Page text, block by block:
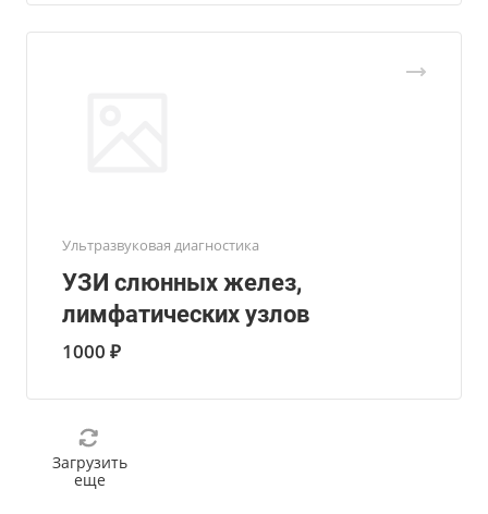
Ультразвуковая диагностика
УЗИ слюнных желез,
лимфатических узлов
1000 ₽
Загрузить
еще